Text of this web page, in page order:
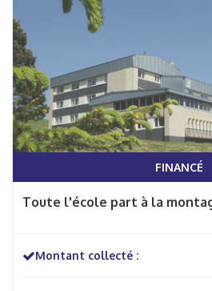
FINANCÉ
Toute l'école part à la
Montant collecté :